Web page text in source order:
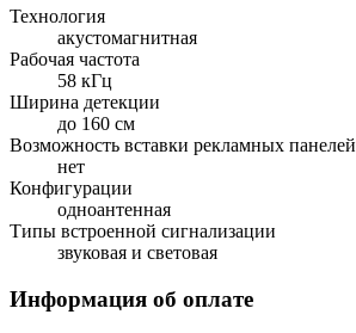
Технология
акустомагнитная
Рабочая частота
58 кГц
Ширина детекции
до 160 см
Возможность вставки рекламных панелей
нет
Конфигурации
одноантенная
Типы встроенной сигнализации
звуковая и световая
Информация об оплате